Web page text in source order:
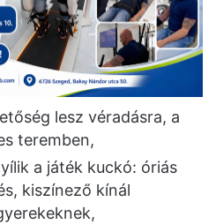
lesz véradásra, a
teremben,
a játék kuckó: óriás
kiszínező kínál